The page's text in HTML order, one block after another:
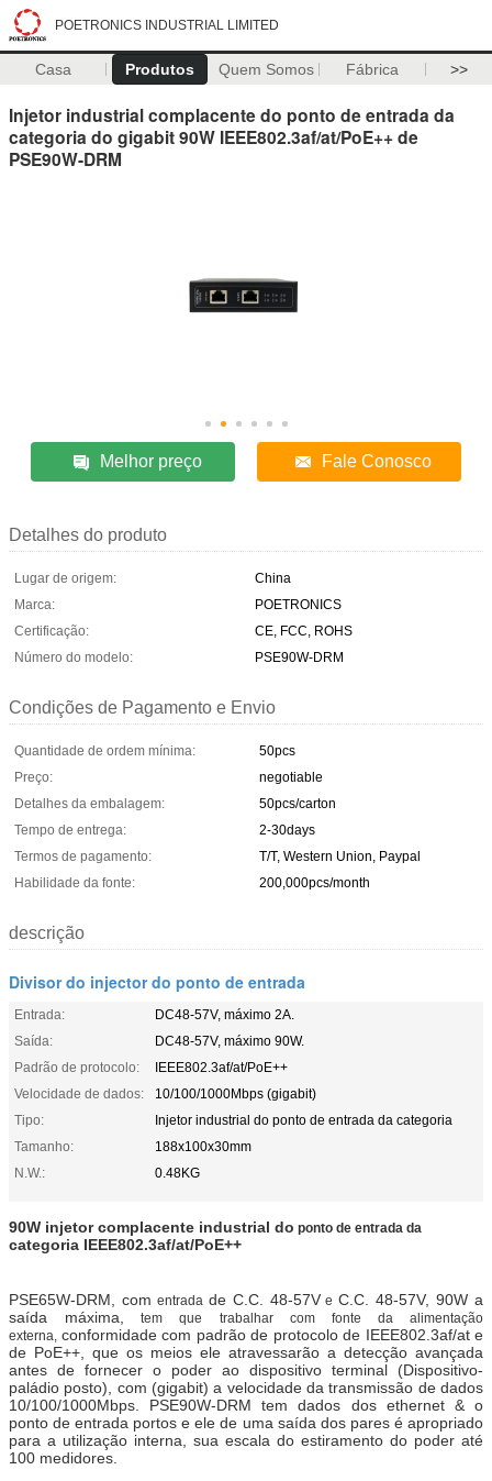
POETRONICS INDUSTRIAL LIMITED
Casa Produtos Quem Somos Fábrica >>
Injetor industrial complacente do ponto de entrada da
categoria do gigabit 90W IEEE802.3af/at/PoE++ de
PSE90W-DRM
Melhor preço Fale Conosco
Detalhes do produto
Lugar de origem:
China
Marca:
POETRONICS
Certificação:
CE, FCC, ROHS
Número do modelo:
PSE90W-DRM
Condições de Pagamento e Envio
Quantidade de ordem mínima:
50pcs
Preço:
negotiable
Detalhes da embalagem:
50pcs/carton
Tempo de entrega:
2-30days
Termos de pagamento:
T/T, Western Union, Paypal
Habilidade da fonte:
200,000pcs/month
descrição
Divisor do injector do ponto de entrada
Entrada:
DC48-57V, máximo 2A.
Saída:
DC48-57V, máximo 90W.
Padrão de protocolo:
IEEE802.3af/at/PoE++
Velocidade de dados:
10/100/1000Mbps (gigabit)
Tipo:
Injetor industrial do ponto de entrada da categoria
Tamanho:
188x100x30mm
N.W.:
0.48KG
90W injetor complacente industrial do ponto de entrada da
categoria IEEE802.3af/at/PoE++
PSE65W-DRM, com entrada de C.C. 48-57V eC.C. 48-57V, 90W a
saída máxima,
tem que trabalhar com fonte da alimentação
externa, conformidade com padrão de protocolo de IEEE802.3af/at e
de PoE++, que os meios ele atravessarão a detecção avançada
antes de fornecer o poder ao dispositivo terminal (Dispositivo-
paládio posto), com (gigabit) a velocidade da transmissão de dados
10/100/1000Mbps. PSE90W-DRM tem dados dos ethernet & o
ponto de entrada portos e ele de uma saída dos pares é apropriado
para a utilização interna, sua escala do estiramento do poder até
100 medidores.